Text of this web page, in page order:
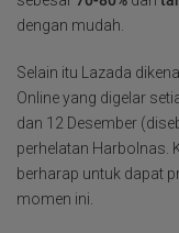
dengan mudah.
Selain itu Lazada
Online yang digelar
dan 12 Desember
perhelatan Harbolnas.
berharap untuk dapat
momen ini.